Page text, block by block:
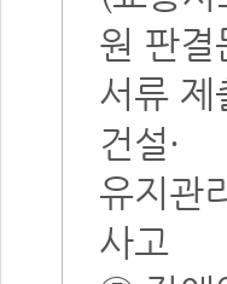
원 판결
서류 제
건설·
유지관
사고